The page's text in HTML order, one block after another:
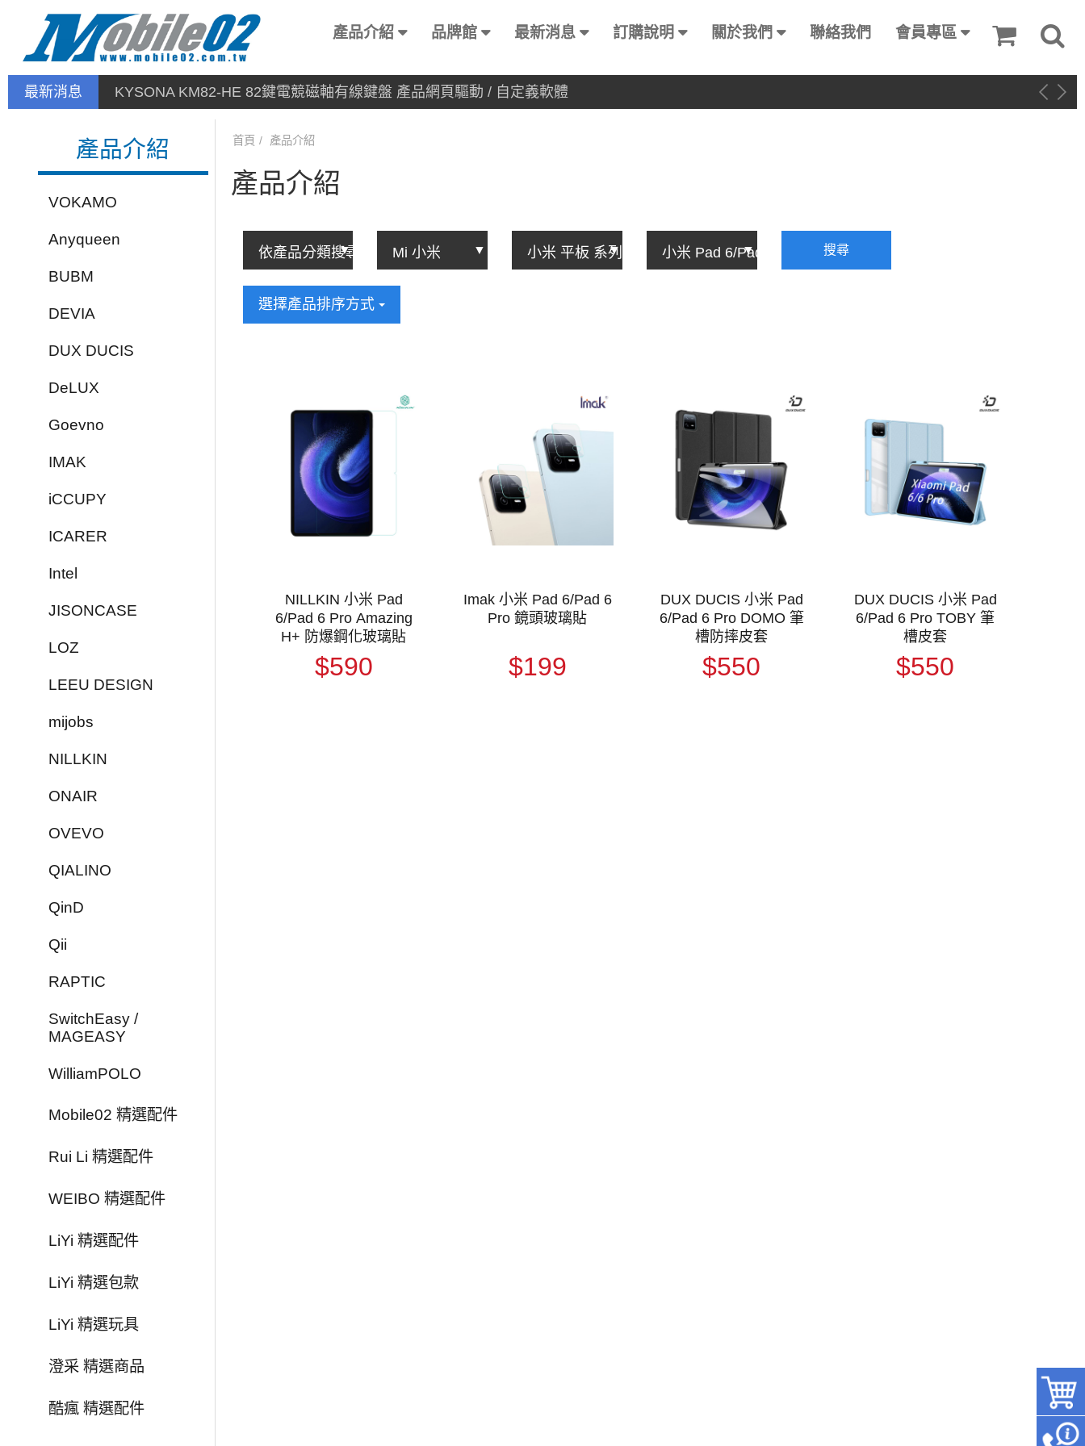
產品介紹 品牌館 最新消息 訂購說明 關於我們 聯絡我們 會員專區
最新消息 KYSONA KM82-HE 82鍵電競磁軸有線鍵盤 產品網頁驅動 / 自定義軟體
產品介紹
VOKAMO
Anyqueen
BUBM
DEVIA
DUX DUCIS
DeLUX
Goevno
IMAK
iCCUPY
ICARER
Intel
JISONCASE
LOZ
LEEU DESIGN
mijobs
NILLKIN
ONAIR
OVEVO
QIALINO
QinD
Qii
RAPTIC
SwitchEasy /
MAGEASY
WilliamPOLO
Mobile02 精選配件
Rui Li 精選配件
WEIBO 精選配件
LiYi 精選配件
LiYi 精選包款
LiYi 精選玩具
澄采 精選商品
酷瘋 精選配件
首頁 產品介紹
產品介紹
搜尋
選擇產品排序方式
NILLKIN 小米 Pad
6/Pad 6 Pro Amazing
H+ 防爆鋼化玻璃貼
$590
Imak 小米 Pad 6/Pad 6
Pro 鏡頭玻璃貼
$199
DUX DUCIS 小米 Pad
6/Pad 6 Pro DOMO 筆
槽防摔皮套
$550
DUX DUCIS 小米 Pad
6/Pad 6 Pro TOBY 筆
槽皮套
$550